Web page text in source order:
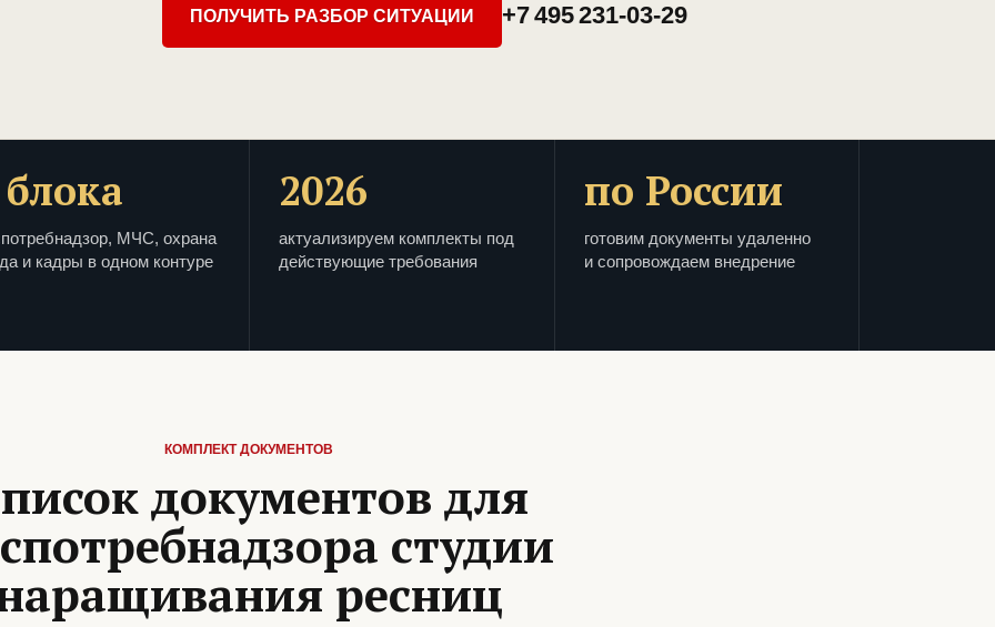
ПОЛУЧИТЬ РАЗБОР СИТУАЦИИ +7 495 231-03-29
МЧС, охрана
и кадры в одном контуре
2026
актуализируем комплекты под
действующие требования
по России
готовим документы удаленно
и сопровождаем внедрение
КОМПЛЕКТ ДОКУМЕНТОВ
документов для
студии
ресниц